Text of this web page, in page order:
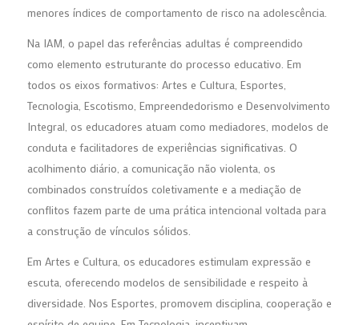
menores índices de comportamento de risco na adolescência.
Na IAM, o papel das referências adultas é compreendido
como elemento estruturante do processo educativo. Em
todos os eixos formativos: Artes e Cultura, Esportes,
Tecnologia, Escotismo, Empreendedorismo e Desenvolvimento
Integral, os educadores atuam como mediadores, modelos de
conduta e facilitadores de experiências significativas. O
acolhimento diário, a comunicação não violenta, os
combinados construídos coletivamente e a mediação de
conflitos fazem parte de uma prática intencional voltada para
a construção de vínculos sólidos.
Em Artes e Cultura, os educadores estimulam expressão e
escuta, oferecendo modelos de sensibilidade e respeito à
diversidade. Nos Esportes, promovem disciplina, cooperação e